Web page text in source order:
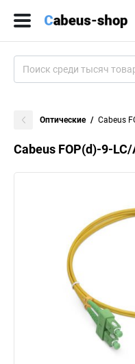
Оптические Cabeus
Cabeus FOP(d)-9-